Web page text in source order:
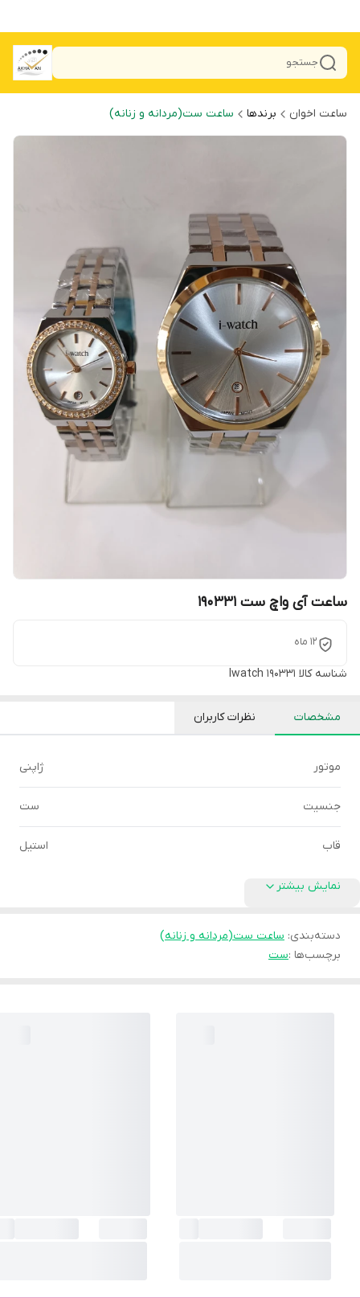
جستجو
ساعت اخوان برندها ساعت ست(مردانه و زنانه)
ساعت آی واچ ست 190331
12 ماه
شناسه کالا Iwatch 190331
مشخصات نظرات کاربران
موتور ژاپنی
جنسیت ست
قاب استیل
نمایش بیشتر
دسته‌بندی: ساعت ست(مردانه و زنانه)
برچسب‌ها :ست